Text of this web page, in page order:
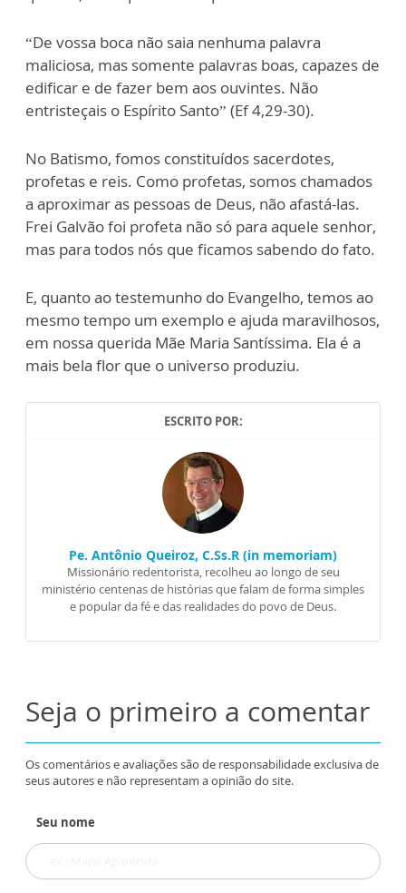
“De vossa boca não saia nenhuma palavra
maliciosa, mas somente palavras boas, capazes de
edificar e de fazer bem aos ouvintes. Não
entristeçais o Espírito Santo” (Ef 4,29-30).
No Batismo, fomos constituídos sacerdotes,
profetas e reis. Como profetas, somos chamados
a aproximar as pessoas de Deus, não afastá-las.
Frei Galvão foi profeta não só para aquele senhor,
mas para todos nós que ficamos sabendo do fato.
E, quanto ao testemunho do Evangelho, temos ao
mesmo tempo um exemplo e ajuda maravilhosos,
em nossa querida Mãe Maria Santíssima. Ela é a
mais bela flor que o universo produziu.
ESCRITO POR:
Pe. Antônio Queiroz, C.Ss.R (in memoriam)
Missionário redentorista, recolheu ao longo de seu
ministério centenas de histórias que falam de forma simples
e popular da fé e das realidades do povo de Deus.
Seja o primeiro a comentar
Os comentários e avaliações são de responsabilidade exclusiva de
seus autores e não representam a opinião do site.
Seu nome